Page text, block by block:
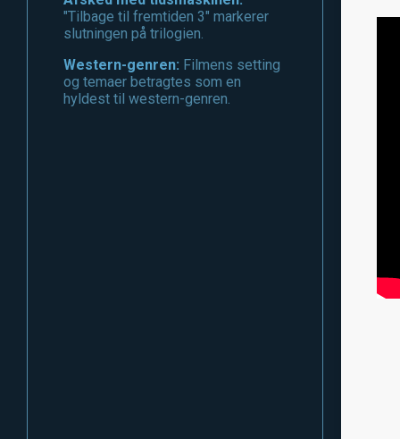
"Tilbage til fremtiden 3" markerer
slutningen på trilogien.
Western-genren: Filmens setting
og temaer betragtes som en
hyldest til western-genren.